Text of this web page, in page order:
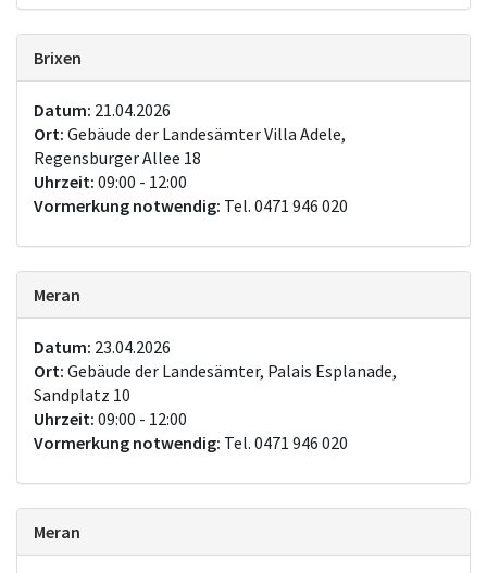
Brixen
Datum: 21.04.2026
Ort: Gebäude der Landesämter Villa Adele,
Regensburger Allee 18
Uhrzeit: 09:00 - 12:00
Vormerkung notwendig: Tel. 0471 946 020
Meran
Datum: 23.04.2026
Ort: Gebäude der Landesämter, Palais Esplanade,
Sandplatz 10
Uhrzeit: 09:00 - 12:00
Vormerkung notwendig: Tel. 0471 946 020
Meran